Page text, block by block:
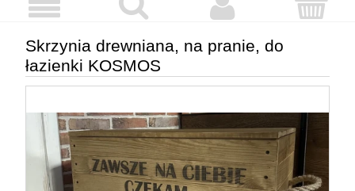
Skrzynia drewniana, na pranie, do
łazienki KOSMOS